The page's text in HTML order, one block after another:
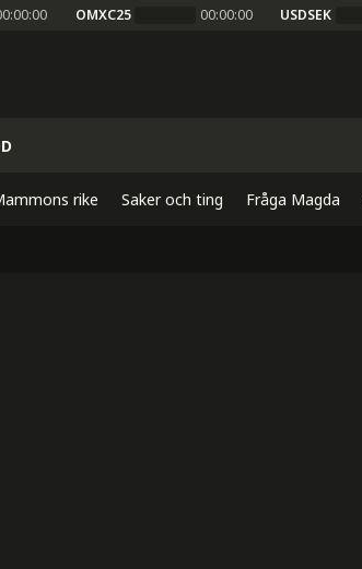
OMXC25 00:00:00 USDSEK
rike Saker och ting Fråga Magda